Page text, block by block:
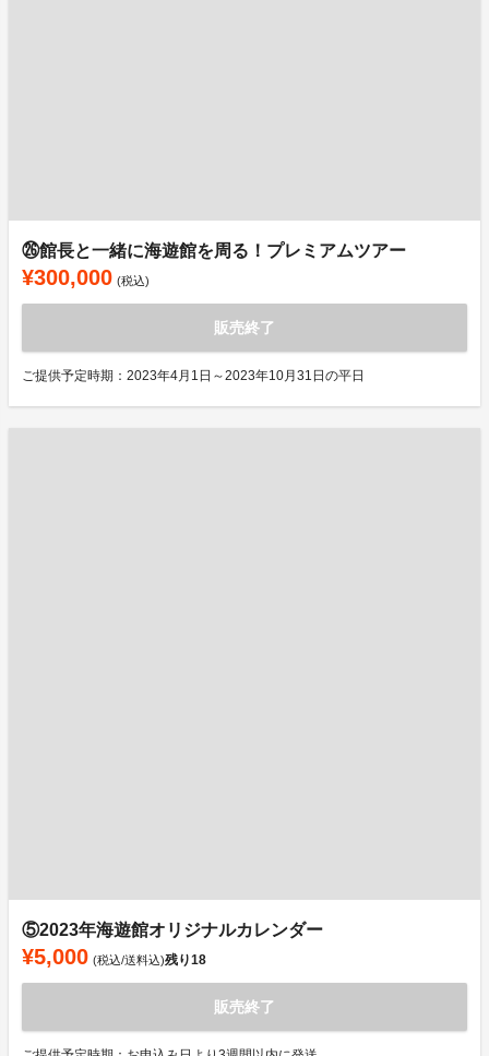
㉖館長と一緒に海遊館を周る！プレミアムツアー
¥300,000 (税込)
販売終了
ご提供予定時期：2023年4月1日～2023年10月31日の平日
⑤2023年海遊館オリジナルカレンダー
¥5,000 (税込/送料込)残り18
販売終了